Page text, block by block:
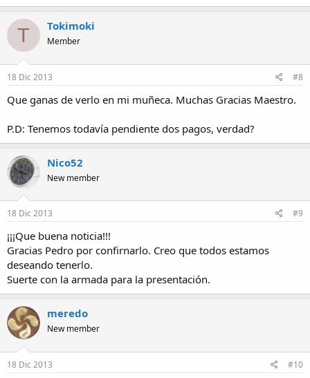
T Tokimoki
Member
18 Dic 2013 #8
Que ganas de verlo en mi muñeca. Muchas Gracias Maestro.
P.D: Tenemos todavía pendiente dos pagos, verdad?
Nico52
New member
18 Dic 2013 #9
¡¡¡Que buena noticia!!!
Gracias Pedro por confirnarlo. Creo que todos estamos
deseando tenerlo.
Suerte con la armada para la presentación.
meredo
New member
18 Dic 2013 #10